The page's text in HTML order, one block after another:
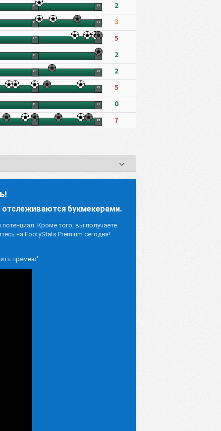
HT FT 2
HT FT 3
HT FT 5
HT FT 2
HT FT 2
HT FT 5
HT FT 0
HT FT 7
букмекерами.
Кроме того, вы получаете
на FootyStats Premium сегодня!
премию'